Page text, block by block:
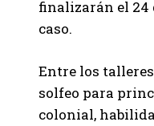
finalizarán el 24
caso.
Entre los
solfeo para
colonial,